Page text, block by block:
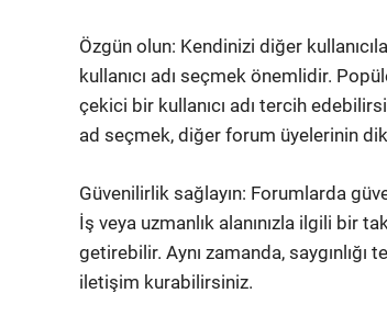
Özgün olun: Kendinizi diğer
kullanıcı adı seçmek önemlidir.
çekici bir kullanıcı adı tercih
ad seçmek, diğer forum üyelerinin
Güvenilirlik sağlayın: Forumlarda
İş veya uzmanlık alanınızla ilgili bir
getirebilir. Aynı zamanda,
iletişim kurabilirsiniz.